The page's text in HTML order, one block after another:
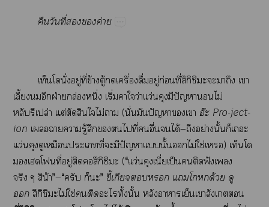
​ี่​​​ค่
​ั่​ู่​ี่​ข้​ู้​​ื่​ื่​ู่​ก่​ี่ึิ​​​​​​
ี้​​​ฝ่​ล่​ึ่​ิ่​​​ว่​ว่​​ปั​​ไม่​
ปล่​ต่​​​​ไม่​​(​ั่​​ปั​​ อ๊ Pro-ject-
ion ​​​ู้​​​​​ี่​​ื่​​ได้—​ย่​ั้​​​
ว่​​​​ี่​​​ปั​​ั้​​ไม่​ใช่​)​​
​​ี่​ู่​​ึิ​​(​“​ว่​ี่ป็​​​ฟั​​
​​น้”—“​​​” ี้​​​​​​ด้​​
ึิ​​ไม่​ใช่​​ั้​ั้​​​​​​​